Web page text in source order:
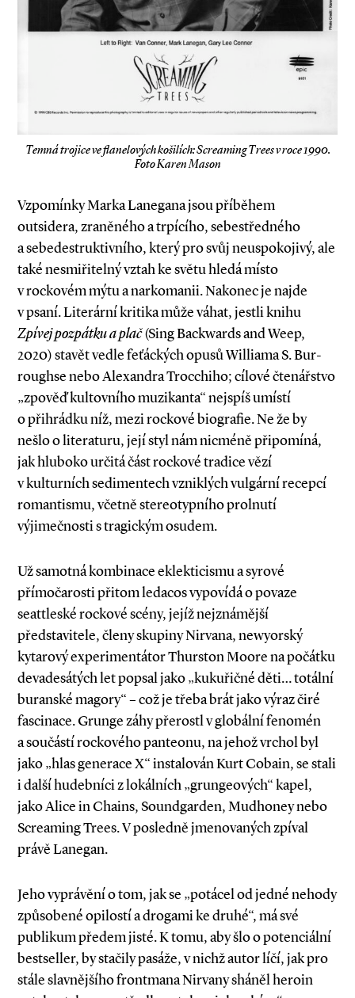
Temná trojice ve flanelových košilích: Screaming Trees v roce 1990.
Foto Karen Mason
Vzpomínky Marka Lanegana jsou příběhem
outsidera, zraněného a trpícího, sebestředného
a sebedestruktivního, který pro svůj neuspokojivý, ale
také nesmiřitelný vztah ke světu hledá místo
v rockovém mýtu a narkomanii. Nakonec je najde
v psaní. Literární kritika může váhat, jestli knihu
Zpívej pozpátku a plač(Sing Backwards and Weep,
2020) stavět vedle feťáckých opusů Williama S. Bur­
rough­se nebo Alexandra Trocchiho; cílové čtenářstvo
„zpověď kultovního muzikanta“ nejspíš umístí
o přihrádku níž, mezi rockové biografie. Ne že by
nešlo o literaturu, její styl nám nicméně připomíná,
jak hluboko určitá část rockové tradice vězí
v kulturních sedimentech vzniklých vulgární recepcí
romantismu, včetně stereotypního prolnutí
výjimečnosti s tragickým osudem.
Už samotná kombinace eklekticismu a sy­­rové
přímočarosti přitom ledacos vypovídá o povaze
seattleské rockové scény, jejíž nejznámější
představitele, členy skupiny Nirvana, newyorský
kytarový experimentátor Thurston Moore na počátku
devadesátých let popsal jako „kukuřičné děti… totální
buranské magory“ – což je třeba brát jako výraz čiré
fascinace. Grunge záhy přerostl v globální fenomén
a součástí rockového panteonu, na jehož vrchol byl
jako „hlas generace X“ instalován Kurt Cobain, se stali
i další hudebníci z lokálních „grungeových“ kapel,
jako Alice in Chains, Soundgarden, Mudhoney nebo
Screaming Trees. V posledně jmenovaných zpíval
právě Lanegan.
Jeho vyprávění o tom, jak se „potácel od jedné nehody
způsobené opilostí a drogami ke druhé“, má své
publikum předem jisté. K tomu, aby šlo o potenciální
bestseller, by stačily pasáže, v nichž autor líčí, jak pro
stále slavnějšího frontmana Nirvany sháněl heroin